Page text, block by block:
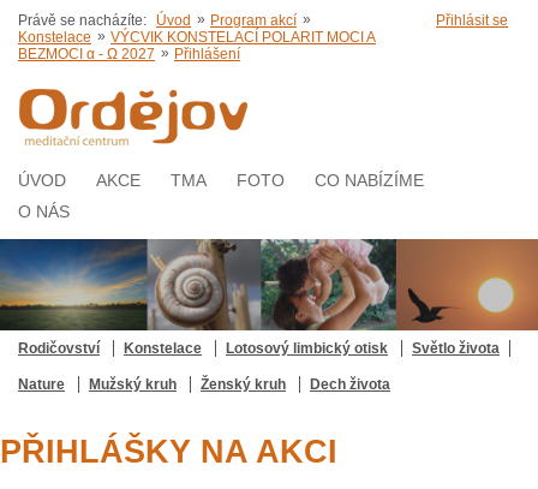
Přihlásit se
Právě se nacházíte: Úvod » Program akcí »
Konstelace » VÝCVIK KONSTELACÍ POLARIT MOCI A
BEZMOCI α - Ω 2027 » Přihlášení
ÚVOD AKCE TMA FOTO
CO NABÍZÍME
O NÁS
Rodičovství Konstelace Lotosový limbický otisk Světlo života
Nature Mužský kruh Ženský kruh Dech života
PŘIHLÁŠKY NA AKCI